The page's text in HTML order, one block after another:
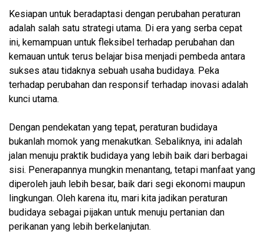
Kesiapan untuk beradaptasi dengan perubahan peraturan
adalah salah satu strategi utama. Di era yang serba cepat
ini, kemampuan untuk fleksibel terhadap perubahan dan
kemauan untuk terus belajar bisa menjadi pembeda antara
sukses atau tidaknya sebuah usaha budidaya. Peka
terhadap perubahan dan responsif terhadap inovasi adalah
kunci utama.
Dengan pendekatan yang tepat, peraturan budidaya
bukanlah momok yang menakutkan. Sebaliknya, ini adalah
jalan menuju praktik budidaya yang lebih baik dari berbagai
sisi. Penerapannya mungkin menantang, tetapi manfaat yang
diperoleh jauh lebih besar, baik dari segi ekonomi maupun
lingkungan. Oleh karena itu, mari kita jadikan peraturan
budidaya sebagai pijakan untuk menuju pertanian dan
perikanan yang lebih berkelanjutan.